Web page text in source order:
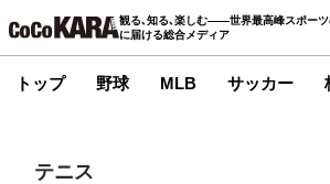
観る､知る､楽しむ――世界最高峰スポーツ
に届ける総合メディア
トップ 野球 MLB サッカー
テニス